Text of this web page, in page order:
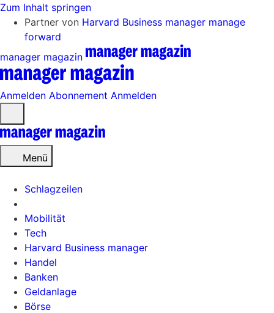
Zum Inhalt springen
Partner von Harvard Business manager manage
forward
manager magazin
Anmelden Abonnement Anmelden
öffnen
Menü
Schlagzeilen
Mobilität
Tech
Harvard Business manager
Handel
Banken
Geldanlage
Börse